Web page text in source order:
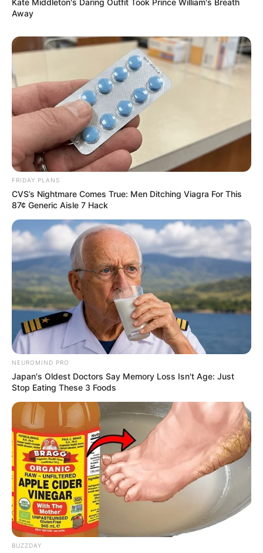
Away
FRIDAY PLANS
CVS’s Nightmare Comes True: Men Ditching Viagra For This
87¢ Generic Aisle 7 Hack
NEUROMIND PRO
Japan's Oldest Doctors Say Memory Loss Isn't Age: Just
Stop Eating These 3 Foods
BUZZDAY